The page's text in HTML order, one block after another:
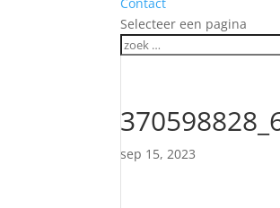
Selecteer een pagina
sep 15, 2023